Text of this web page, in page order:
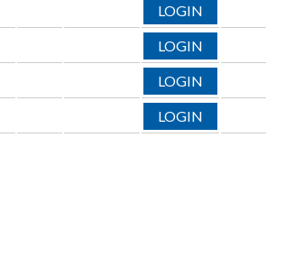
LOGIN
LOGIN
LOGIN
LOGIN